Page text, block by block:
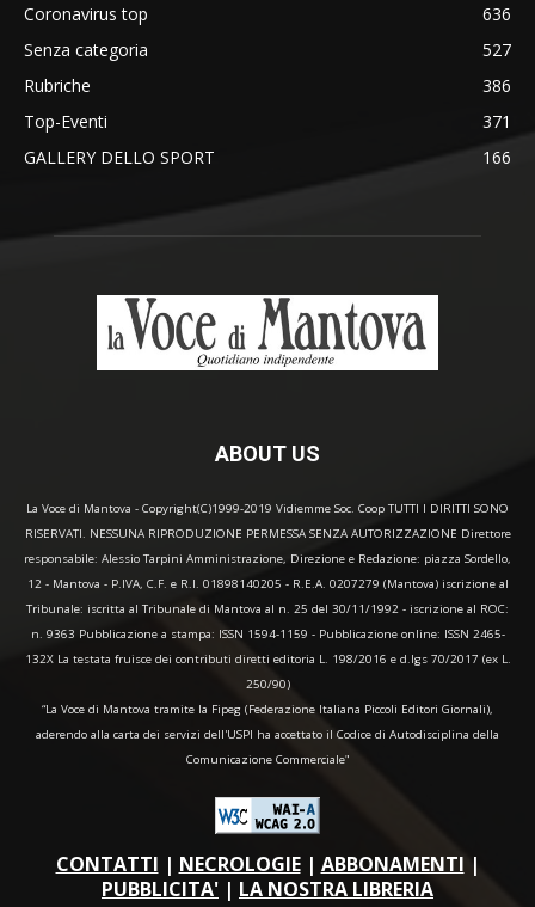
Coronavirus top
636
Senza categoria
527
Rubriche
386
Top-Eventi
371
GALLERY DELLO SPORT
166
ABOUT US
La Voce di Mantova - Copyright(C)1999-2019 Vidiemme Soc. Coop TUTTI I DIRITTI SONO
RISERVATI. NESSUNA RIPRODUZIONE PERMESSA SENZA AUTORIZZAZIONE Direttore
responsabile: Alessio Tarpini Amministrazione, Direzione e Redazione: piazza Sordello,
12 - Mantova - P.IVA, C.F. e R.I. 01898140205 - R.E.A. 0207279 (Mantova) iscrizione al
Tribunale: iscritta al Tribunale di Mantova al n. 25 del 30/11/1992 - iscrizione al ROC:
n. 9363 Pubblicazione a stampa: ISSN 1594-1159 - Pubblicazione online: ISSN 2465-
132X La testata fruisce dei contributi diretti editoria L. 198/2016 e d.lgs 70/2017 (ex L.
250/90)
“La Voce di Mantova tramite la Fipeg (Federazione Italiana Piccoli Editori Giornali),
aderendo alla carta dei servizi dell'USPI ha accettato il Codice di Autodisciplina della
Comunicazione Commerciale"
CONTATTI | NECROLOGIE| ABBONAMENTI |
PUBBLICITA' | LA NOSTRA LIBRERIA